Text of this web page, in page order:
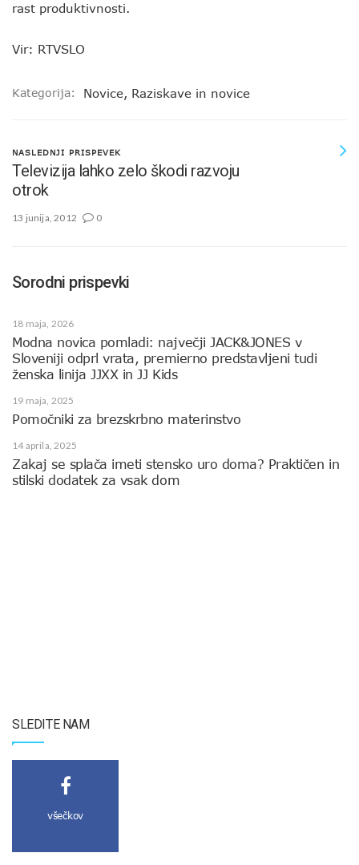
rast produktivnosti.
Vir: RTVSLO
Kategorija: Novice, Raziskave in novice
NASLEDNJI PRISPEVEK
Televizija lahko zelo škodi razvoju
otrok
13 junija, 2012 0
Sorodni prispevki
18 maja, 2026
Modna novica pomladi: največji JACK&JONES v
Sloveniji odprl vrata, premierno predstavljeni tudi
ženska linija JJXX in JJ Kids
19 maja, 2025
Pomočniki za brezskrbno materinstvo
14 aprila, 2025
Zakaj se splača imeti stensko uro doma? Praktičen in
stilski dodatek za vsak dom
SLEDITE NAM
všečkov